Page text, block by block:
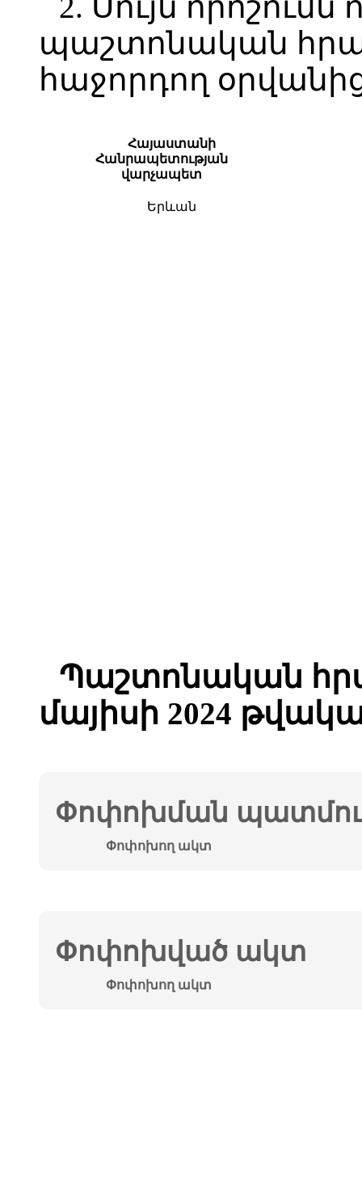
2. Սույն որոշումն
պաշտոնական
հաջորդող
Հայաստանի
Հանրապետության
վարչապետ
Երևան
Պաշտոնական
մայիսի 2024
Փոփոխման
Փոփոխող ակտ
Փոփոխված ակտ
Փոփոխող ակտ